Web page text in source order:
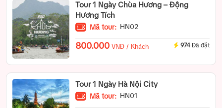
Tour 1 Ngày Chùa Hương – Động
Hương Tích
Mã tour: HN02
800.000 VNĐ / Khách 974 Đã đặt
Tour 1 Ngày Hà Nội City
Mã tour: HN01